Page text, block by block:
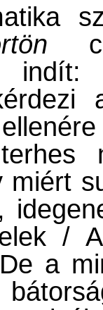
miért
/
a